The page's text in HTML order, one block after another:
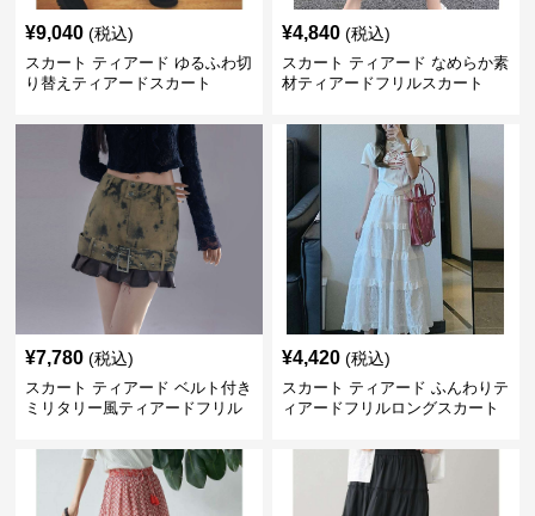
¥9,040 (税込)
スカート ティアード ゆるふわ切
り替えティアードスカート
¥4,840 (税込)
スカート ティアード なめらか素
材ティアードフリルスカート
¥7,780 (税込)
スカート ティアード ベルト付き
ミリタリー風ティアードフリル
¥4,420 (税込)
スカート ティアード ふんわりテ
ィアードフリルロングスカート